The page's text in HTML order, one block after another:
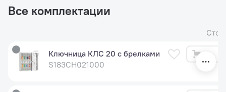
Все комплектации
Ключница КЛС 20 с брелками
S183CH021000